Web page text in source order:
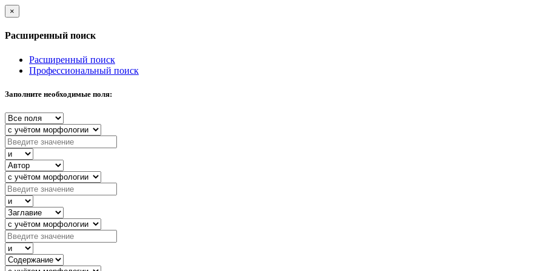
×
Расширенный поиск
Расширенный поиск
Профессиональный поиск
Заполните необходимые поля: